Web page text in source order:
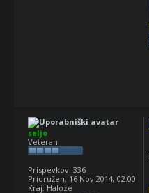
seljo
Veteran
Prispevkov: 336
Pridružen: 16 Nov 2014, 02:00
Kraj: Haloze